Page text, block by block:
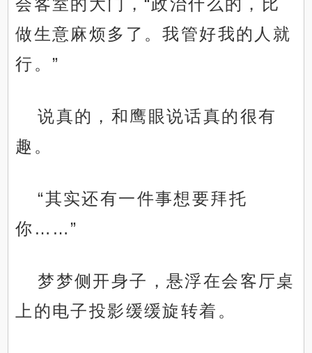
会客室的大门，“政治什么的，比
做生意麻烦多了。我管好我的人就
行。”
说真的，和鹰眼说话真的很有
趣。
“其实还有一件事想要拜托
你……”
梦梦侧开身子，悬浮在会客厅桌
上的电子投影缓缓旋转着。